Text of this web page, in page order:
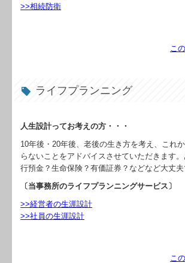
>>相続防衛
こ
ライフプランニング
人生設計ってお考えの方・・・
10年後・20年後、老後の生き方を考え、これ
らないことをアドバイスさせていただきます
行預金？生命保険？有価証券？などなど大丈夫
〔当事務所のライフプランニングサービス〕
>>経営者の生涯設計
>>社員の生涯設計
こ